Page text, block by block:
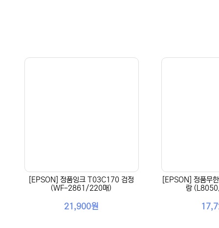
[EPSON] 정품잉크 T03C170 검정
(WF-2861/220매)
21,900원
[EPSON] 정품무
랑